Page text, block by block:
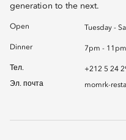
generation to the next.
Open Tuesday -
Dinner 7pm - 11pm
Тел.
+212 5 24
Эл. почта
momrk-